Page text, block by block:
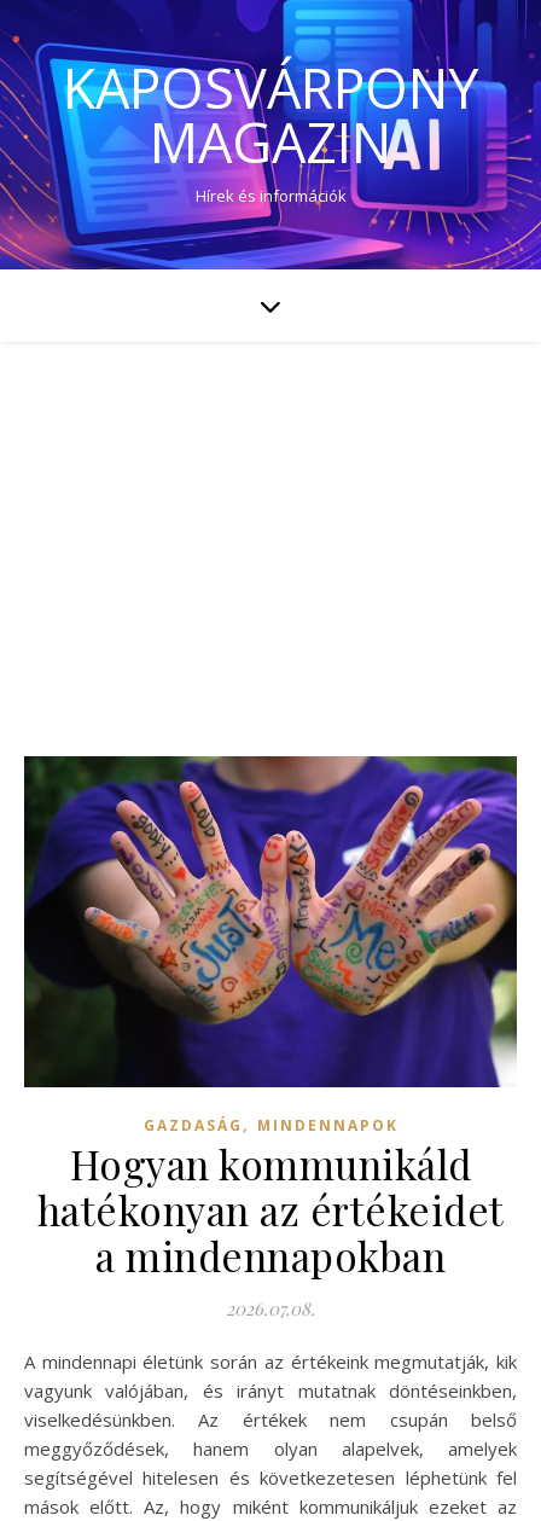
KAPOSVÁRPONY
MAGAZIN
Hírek és információk
GAZDASÁG , MINDENNAPOK
Hogyan kommunikáld
hatékonyan az értékeidet
a mindennapokban
2026.07.08.
A mindennapi életünk során az értékeink megmutatják, kik
vagyunk valójában, és irányt mutatnak döntéseinkben,
viselkedésünkben. Az értékek nem csupán belső
meggyőződések, hanem olyan alapelvek, amelyek
segítségével hitelesen és következetesen léphetünk fel
mások előtt. Az, hogy miként kommunikáljuk ezeket az